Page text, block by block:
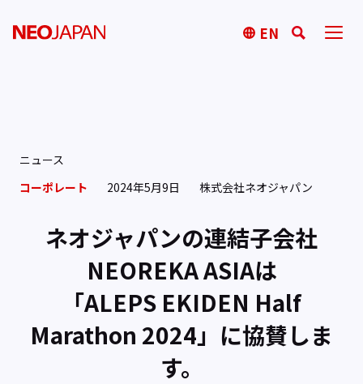
EN
ニュース
コーポレート
2024年5月9日 株式会社ネオジャパン
ネオジャパンの連結子会社
NEOREKA ASIAは
「ALEPS EKIDEN Half
Marathon 2024」に協賛しま
す。